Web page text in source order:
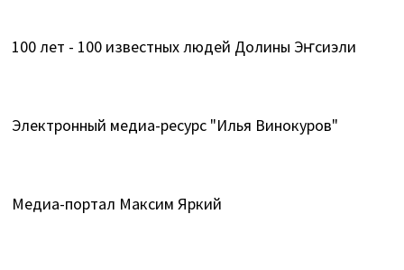
100 лет - 100 известных людей Долины Эҥсиэли
Электронный медиа-ресурс "Илья Винокуров"
Медиа-портал Максим Яркий